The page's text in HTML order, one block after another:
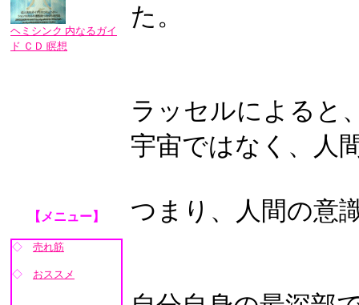
ヘミシンク 内なるガイ
ド ＣＤ 瞑想
【メニュー】
◇ 売れ筋
◇ おススメ
た。
ラッセルによると
宇宙ではなく、人
つまり、人間の意